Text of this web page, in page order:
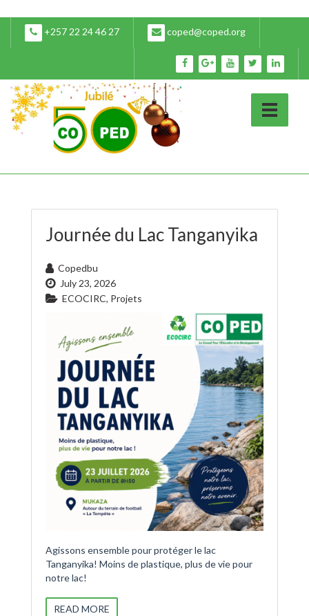
+257 22 24 46 27 coped@coped.org
Journée du Lac Tanganyika
Copedbu
July 23, 2026
ECOCIRC, Projets
Agissons ensemble pour protéger le lac
Tanganyika! Moins de plastique, plus de vie pour
notre lac!
READ MORE